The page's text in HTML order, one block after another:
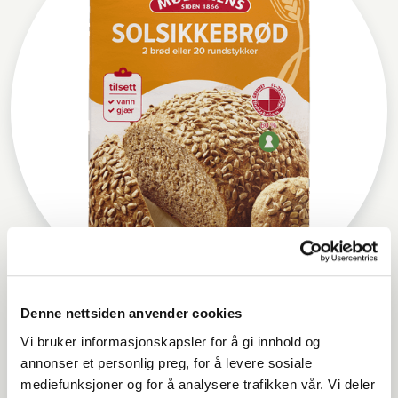
Denne nettsiden anvender cookies
Vi bruker informasjonskapsler for å gi innhold og
annonser et personlig preg, for å levere sosiale
mediefunksjoner og for å analysere trafikken vår. Vi deler
Møllerens Solsikkebrød